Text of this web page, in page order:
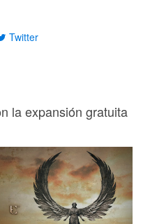
Twitter
la expansión gratuita